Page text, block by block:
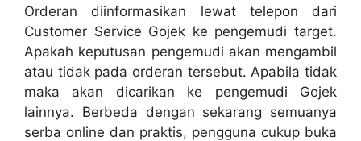
Orderan diinformasikan lewat telepon dari
Customer Service Gojek ke pengemudi target.
Apakah keputusan pengemudi akan mengambil
atau tidak pada orderan tersebut. Apabila tidak
maka akan dicarikan ke pengemudi Gojek
lainnya. Berbeda dengan sekarang semuanya
serba online dan praktis, pengguna cukup buka